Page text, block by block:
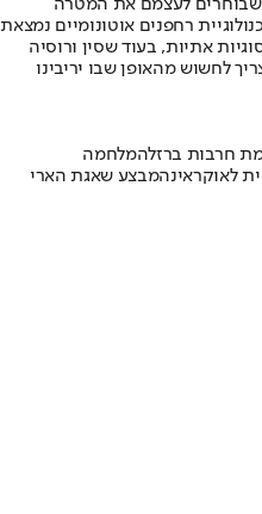
שבוחרים לעצמם את המטרה
רחפנים אוטונומיים נמצאת
אתיות, בעוד שסין ורוסיה
לחשוש מהאופן שבו יריבינו
חרבות ברזלהמלחמה
לאוקראינהמבצע שאגת הארי